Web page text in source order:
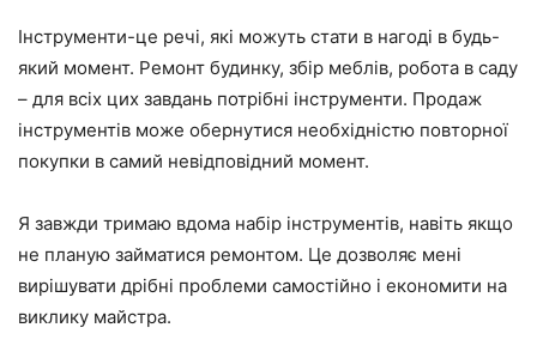
Інструменти-це речі, які можуть стати в нагоді в будь-
який момент. Ремонт будинку, збір меблів, робота в саду
– для всіх цих завдань потрібні інструменти. Продаж
інструментів може обернутися необхідністю повторної
покупки в самий невідповідний момент.
Я завжди тримаю вдома набір інструментів, навіть якщо
не планую займатися ремонтом. Це дозволяє мені
вирішувати дрібні проблеми самостійно і економити на
виклику майстра.